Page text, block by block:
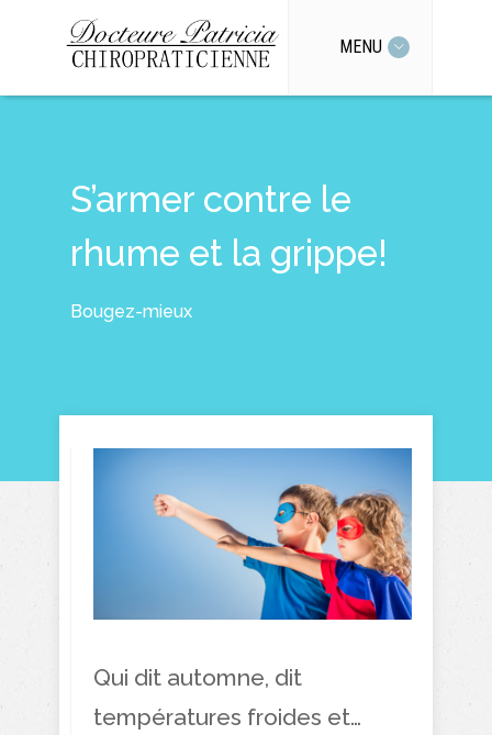
MENU
S’armer contre le
rhume et la grippe!
Bougez-mieux
Qui dit automne, dit
températures froides et…